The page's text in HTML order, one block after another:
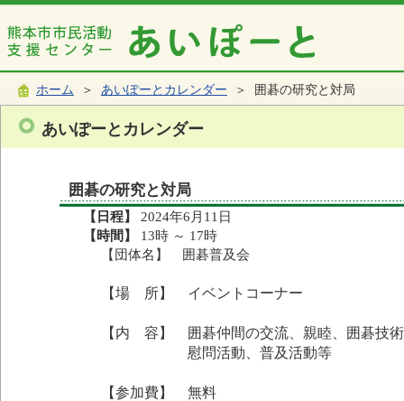
ホーム ＞ あいぽーとカレンダー ＞ 囲碁の研究と対局
あいぽーとカレンダー
囲碁の研究と対局
【日程】
2024年6月11日
【時間】
13時 ～ 17時
【団体名】 囲碁普及会
【場 所】 イベントコーナー
【内 容】 囲碁仲間の交流、親睦、囲碁技
慰問活動、普及活動等
【参加費】 無料